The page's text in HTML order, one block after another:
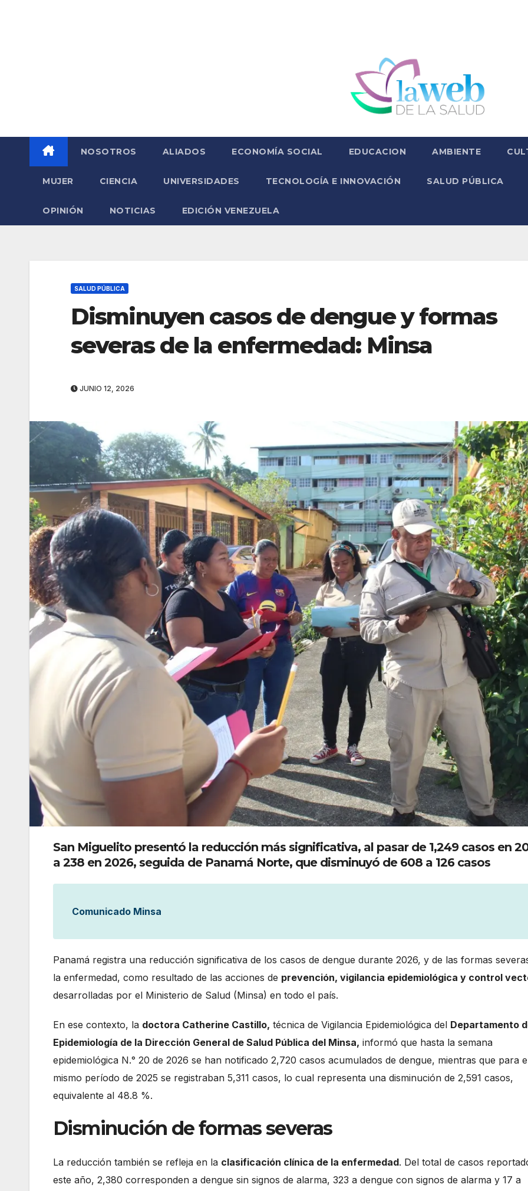
NOSOTROS ALIADOS ECONOMÍA SOCIAL EDUCACION AMBIENTE
MUJER CIENCIA UNIVERSIDADES TECNOLOGÍA E INNOVACIÓN SALUD PÚBLICA
OPINIÓN NOTICIAS EDICIÓN VENEZUELA
SALUD PÚBLICA
Disminuyen casos de dengue y formas
severas de la enfermedad: Minsa
JUNIO 12, 2026
San Miguelito presentó la reducción más significativa, al pasar de 1,249 casos en
a 238 en 2026, seguida de Panamá Norte, que disminuyó de 608 a 126 casos
Comunicado Minsa
Panamá registra una reducción significativa de los casos de dengue durante 2026, y de las formas
la enfermedad, como resultado de las acciones de prevención, vigilancia epidemiológica y control
desarrolladas por el Ministerio de Salud (Minsa) en todo el país.
En ese contexto, la doctora Catherine Castillo, técnica de Vigilancia Epidemiológica del Departamento
Epidemiología de la Dirección General de Salud Pública del Minsa, informó que hasta la semana
epidemiológica N.° 20 de 2026 se han notificado 2,720 casos acumulados de dengue, mientras que para
mismo período de 2025 se registraban 5,311 casos, lo cual representa una disminución de 2,591 casos,
equivalente al 48.8 %.
Disminución de formas severas
La reducción también se refleja en la clasificación clínica de la enfermedad. Del total de casos
este año, 2,380 corresponden a dengue sin signos de alarma, 323 a dengue con signos de alarma y 17 a